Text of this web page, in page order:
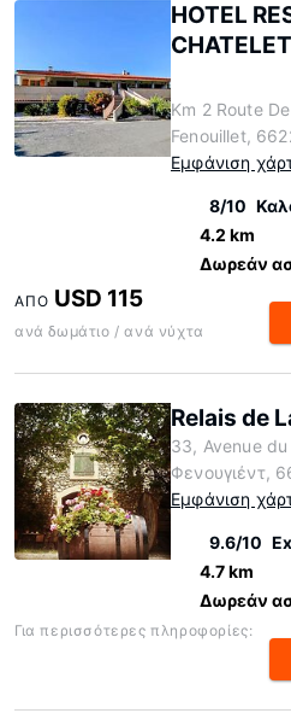
HOTEL
CHATELET
Km 2 Route
Fenouillet,
Εμφάνιση
8/10
4.2 km
Δωρεάν
ΑΠΌ USD 115
ανά δωμάτιο / ανά νύχτα
Relais de
33, Avenue du
Φενουγιέντ,
Εμφάνιση
9.6/10
4.7 km
Δωρεάν
Για περισσότερες πληροφορίες: